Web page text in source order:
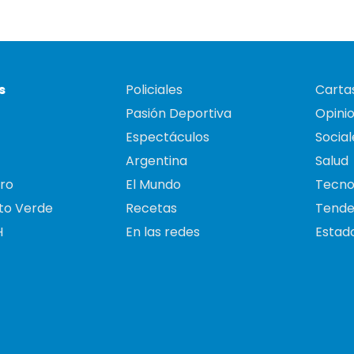
Verde
Policiales
Pasión Deportiva
Espectáculos
Argentina
El Mundo
Recetas
En las redes
Salud